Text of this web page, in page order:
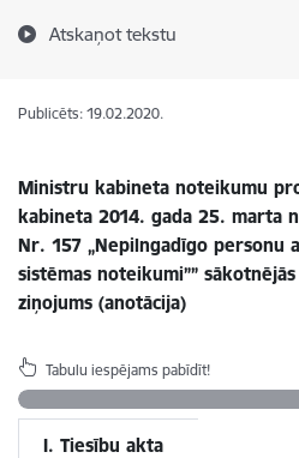
Atskaņot tekstu
Publicēts: 19.02.2020.
Ministru kabineta noteikumu
kabineta 2014. gada 25. marta
Nr. 157 „Nepilngadīgo personu
sistēmas noteikumi””
ziņojums (anotācija)
Tabulu iespējams pabīdīt!
I. Tiesību akta